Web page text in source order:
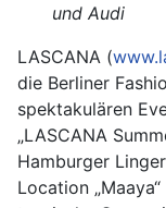
und Audi
LASCANA (
die Berliner
spektakulären
„LASCANA
Hamburger
Location